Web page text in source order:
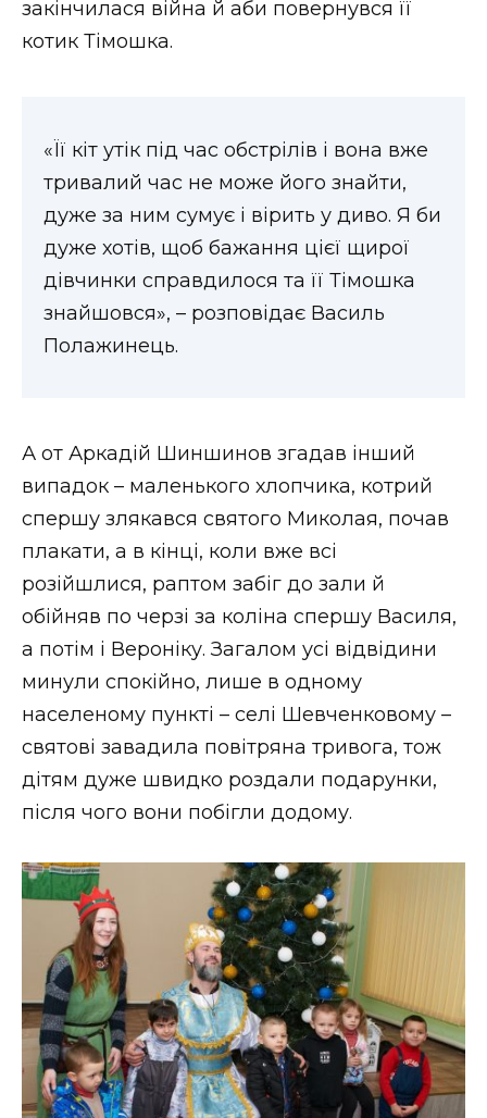
закінчилася війна й аби повернувся її
котик Тімошка.
«Її кіт утік під час обстрілів і вона вже
тривалий час не може його знайти,
дуже за ним сумує і вірить у диво. Я би
дуже хотів, щоб бажання цієї щирої
дівчинки справдилося та її Тімошка
знайшовся», – розповідає Василь
Полажинець.
А от Аркадій Шиншинов згадав інший
випадок – маленького хлопчика, котрий
спершу злякався святого Миколая, почав
плакати, а в кінці, коли вже всі
розійшлися, раптом забіг до зали й
обійняв по черзі за коліна спершу Василя,
а потім і Вероніку. Загалом усі відвідини
минули спокійно, лише в одному
населеному пункті – селі Шевченковому –
святові завадила повітряна тривога, тож
дітям дуже швидко роздали подарунки,
після чого вони побігли додому.